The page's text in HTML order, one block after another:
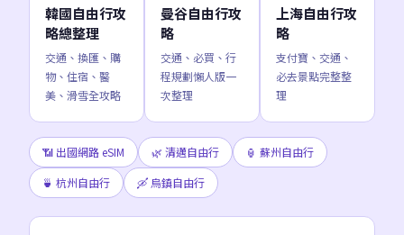
韓國自由行攻
略總整理
交通、換匯、購
物、住宿、醫
美、滑雪全攻略
曼谷自由行攻
略
交通、必買、行
程規劃懶人版一
次整理
上海自由行攻
略
支付寶、交通、
必去景點完整整
理
📶 出國網路 eSIM 🌿 清邁自由行
🏮 蘇州自由行
🍵 杭州自由行
🛶 烏鎮自由行